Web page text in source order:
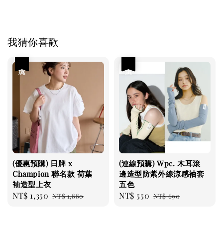
我猜你喜歡
(優惠預購) 日牌 x
Champion 聯名款 荷葉
袖造型上衣
Sale
NT$ 1,350 Regular
NT$ 1,880
(連線預購) Wpc. 木耳滾
邊造型防紫外線涼感袖套
五色
Sale
NT$ 550 Regular
NT$ 690